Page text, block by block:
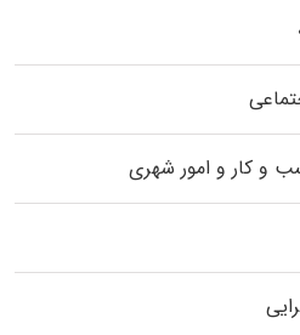
و کار و امور شهری